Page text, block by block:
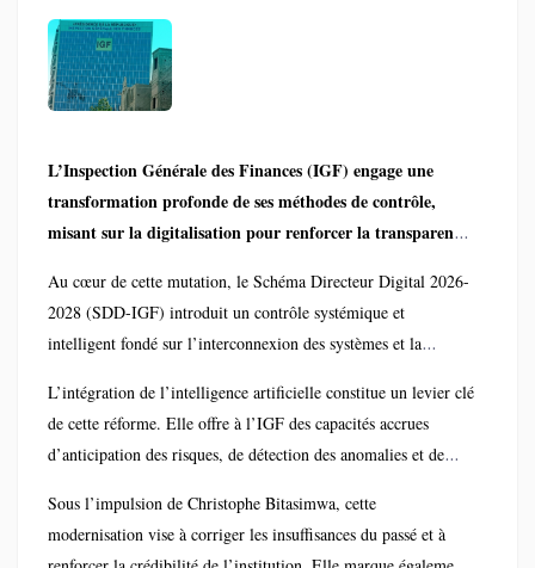
financier renforcé
L’Inspection Générale des Finances (IGF) engage une
transformation profonde de ses méthodes de contrôle,
misant sur la digitalisation pour renforcer la transparence,
financiers.
Au cœur de cette mutation, le Schéma Directeur Digital 2026-
2028 (SDD-IGF) introduit un contrôle systémique et
intelligent fondé sur l’interconnexion des systèmes et la
cohérente et en temps réel des opérations financières, tout en
améliorant la fiabilité des résultats issus des missions de
contrôle.
L’intégration de l’intelligence artificielle constitue un levier clé
de cette réforme. Elle offre à l’IGF des capacités accrues
d’anticipation des risques, de détection des anomalies et de
surveillance permanente et proactive des finances publiques.
Sous l’impulsion de Christophe Bitasimwa, cette
modernisation vise à corriger les insuffisances du passé et à